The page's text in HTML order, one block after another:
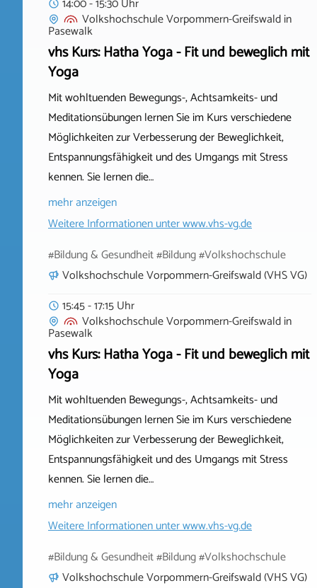
Volkshochschule Vorpommern-Greifswaldin
Pasewalk
vhs Kurs: Hatha Yoga - Fit und beweglich mit
Yoga
Mit wohltuenden Bewegungs-, Achtsamkeits- und
Meditationsübungen lernen Sie im Kurs verschiedene
Möglichkeiten zur Verbesserung der Beweglichkeit,
Entspannungsfähigkeit und des Umgangs mit Stress
kennen. Sie lernen die…
mehr anzeigen
Weitere Informationen unterwww.vhs-vg.de
#Bildung & Gesundheit #Bildung #Volkshochschule
Volkshochschule Vorpommern-Greifswald (VHS VG)
15:45 - 17:15 Uhr
Volkshochschule Vorpommern-Greifswaldin
Pasewalk
vhs Kurs: Hatha Yoga - Fit und beweglich mit
Yoga
Mit wohltuenden Bewegungs-, Achtsamkeits- und
Meditationsübungen lernen Sie im Kurs verschiedene
Möglichkeiten zur Verbesserung der Beweglichkeit,
Entspannungsfähigkeit und des Umgangs mit Stress
kennen. Sie lernen die…
mehr anzeigen
Weitere Informationen unterwww.vhs-vg.de
#Bildung & Gesundheit #Bildung #Volkshochschule
Volkshochschule Vorpommern-Greifswald (VHS VG)